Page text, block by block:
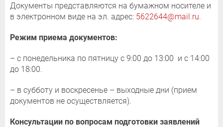
Документы представляются на бумажном носителе и
в электронном виде на эл. адрес: 5622644@mail.ru.
Режим приема документов:
– с понедельника по пятницу с 9:00 до 13:00 и с 14:00
до 18:00.
– в субботу и воскресенье – выходные дни (прием
документов не осуществляется).
Консультации по вопросам подготовки заявлений